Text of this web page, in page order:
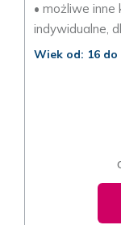
• możliwe inne
indywidualne,
Wiek od: 16 do